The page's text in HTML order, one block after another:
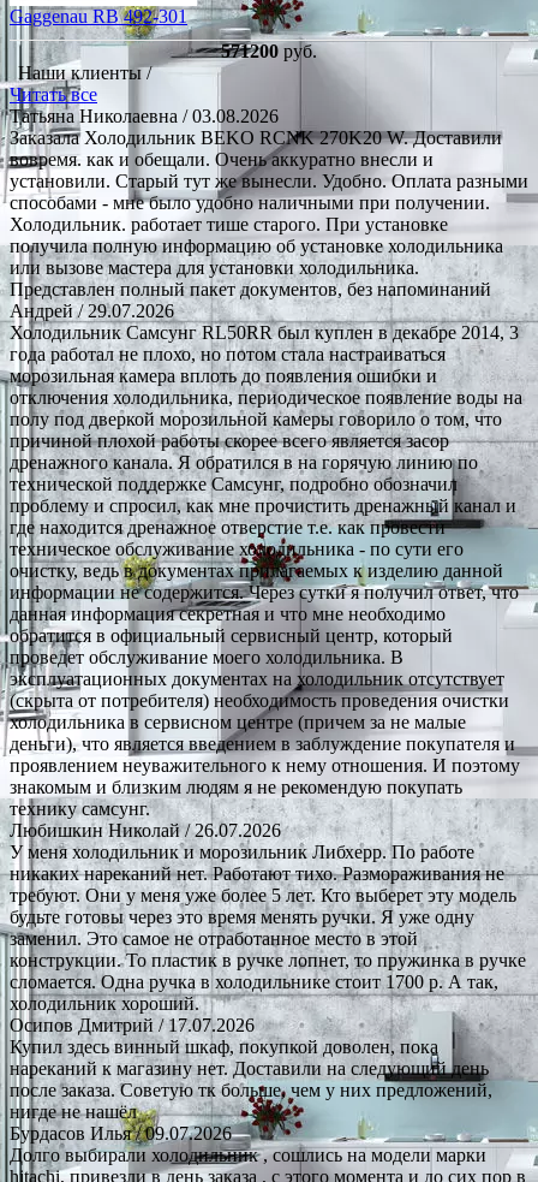
Gaggenau RB 492-301
571200 руб.
Наши клиенты /
Читать все
Татьяна Николаевна / 03.08.2026
Заказала Холодильник BEKO RCNK 270K20 W. Доставили
вовремя. как и обещали. Очень аккуратно внесли и
установили. Старый тут же вынесли. Удобно. Оплата разными
способами - мне было удобно наличными при получении.
Холодильник. работает тише старого. При установке
получила полную информацию об установке холодильника
или вызове мастера для установки холодильника.
Представлен полный пакет документов, без напоминаний
Андрей/ 29.07.2026
Холодильник Самсунг RL50RR был куплен в декабре 2014, 3
года работал не плохо, но потом стала настраиваться
морозильная камера вплоть до появления ошибки и
отключения холодильника, периодическое появление воды на
полу под дверкой морозильной камеры говорило о том, что
причиной плохой работы скорее всего является засор
дренажного канала. Я обратился в на горячую линию по
технической поддержке Самсунг, подробно обозначил
проблему и спросил, как мне прочистить дренажный канал и
где находится дренажное отверстие т.е. как провести
техническое обслуживание холодильника - по сути его
очистку, ведь в документах прилагаемых к изделию данной
информации не содержится. Через сутки я получил ответ, что
данная информация секретная и что мне необходимо
обратится в официальный сервисный центр, который
проведет обслуживание моего холодильника. В
эксплуатационных документах на холодильник отсутствует
(скрыта от потребителя) необходимость проведения очистки
холодильника в сервисном центре (причем за не малые
деньги), что является введением в заблуждение покупателя и
проявлением неуважительного к нему отношения. И поэтому
знакомым и близким людям я не рекомендую покупать
технику самсунг.
Любишкин Николай/ 26.07.2026
У меня холодильник и морозильник Либхерр. По работе
никаких нареканий нет. Работают тихо. Размораживания не
требуют. Они у меня уже более 5 лет. Кто выберет эту модель
будьте готовы через это время менять ручки. Я уже одну
заменил. Это самое не отработанное место в этой
конструкции. То пластик в ручке лопнет, то пружинка в ручке
сломается. Одна ручка в холодильнике стоит 1700 р. А так,
холодильник хороший.
Осипов Дмитрий/ 17.07.2026
Купил здесь винный шкаф, покупкой доволен, пока
нареканий к магазину нет. Доставили на следующий день
после заказа. Советую тк больше, чем у них предложений,
нигде не нашёл
Бурдасов Илья/ 09.07.2026
Долго выбирали холодильник , сошлись на модели марки
hitachi, привезли в день заказа , с этого момента и до сих пор в